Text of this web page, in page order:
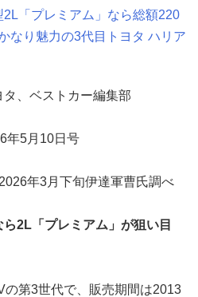
2L「プレミアム」なら総額220
り魅力の3代目トヨタ ハリア
、ベストカー編集部
年5月10日号
年3月下旬伊達軍曹氏調べ
2L「プレミアム」が狙い目
第3世代で、販売期間は2013